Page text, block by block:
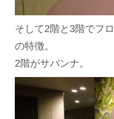
そして2階と3階でフ
の特徴。
2階がサバンナ。